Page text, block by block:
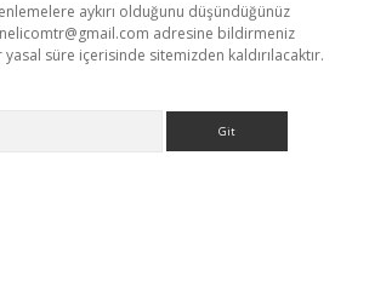
aykırı olduğunu düşündüğünüz
adresine bildirmeniz
süre içerisinde sitemizden kaldırılacaktır.